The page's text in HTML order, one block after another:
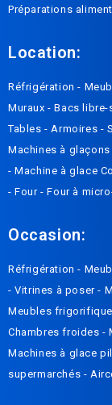
Préparations
Location:
Réfrigération-
Muraux-Bacs libre-
Tables-Armoires -
Machines à
-Machine à glace
-Four-Four à
Occasion:
Réfrigération-
-Vitrines à poser-
Meubles
Chambres froides-
Machines à glace
supermarchés -